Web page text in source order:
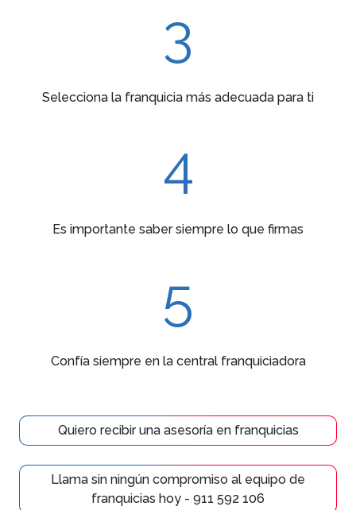
3
Selecciona la franquicia más adecuada para ti
4
Es importante saber siempre lo que firmas
5
Confía siempre en la central franquiciadora
Quiero recibir una asesoría en franquicias
Llama sin ningún compromiso al equipo de
franquicias hoy - 911 592 106